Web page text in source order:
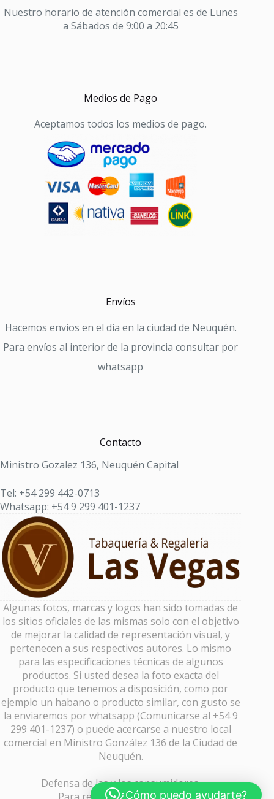
Nuestro horario de atención comercial es de Lunes
a Sábados de 9:00 a 20:45
Medios de Pago
Aceptamos todos los medios de pago.
Envíos
Hacemos envíos en el día en la ciudad de Neuquén.
Para envíos al interior de la provincia consultar por
whatsapp
Contacto
Ministro Gozalez 136, Neuquén Capital
Tel: +54 299 442-0713
Whatsapp: +54 9 299 401-1237
Algunas fotos, marcas y logos han sido tomadas de
los sitios oficiales de las mismas solo con el objetivo
de mejorar la calidad de representación visual, y
pertenecen a sus respectivos autores. Lo mismo
para las especificaciones técnicas de algunos
productos. Si usted desea la foto exacta del
producto que tenemos a disposición, como por
ejemplo un habano o producto similar, con gusto se
la enviaremos por whatsapp (Comunicarse al +54 9
299 401-1237) o puede acercarse a nuestro local
comercial en Ministro González 136 de la Ciudad de
Neuquén.
Defensa de las y los consumidores.
¿Cómo puedo ayudarte?